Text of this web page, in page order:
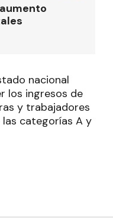
nacional
los ingresos de
y trabajadores
categorías A y